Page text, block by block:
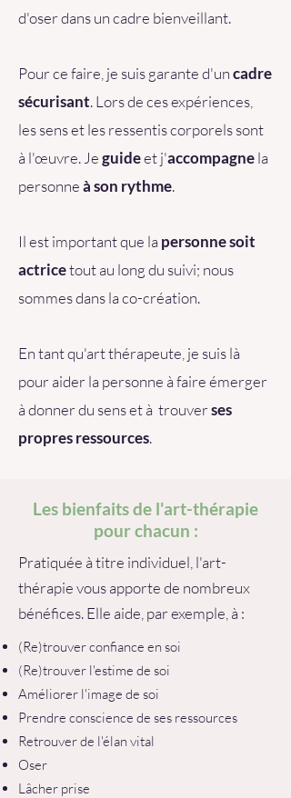
d'oser dans un cadre bienveillant.
Pour ce faire, je suis garante d'uncadre
sécurisant. Lors de ces expériences,
les sens et les ressentis corporels sont
à l'œuvre. Jeguideet j'accompagnela
personneà son rythme.
Il est important que la personne soit
actricetout au long du suivi; nous
sommes dans la co-création.
En tant qu'art thérapeute, je suis là
pour aider la personne à faire émerger
à donner du sens et à trouverses
propres ressources.
Les bienfaits de l'art-thérapie
pour chacun :
Pratiquée à titre individuel, l'art-
thérapie vous apporte de nombreux
bénéfices. Elle aide, par exemple, à :
(Re)trouver confiance en soi
(Re)trouver l'estime de soi
Améliorer l'image de soi
Prendre conscience de ses ressources
Retrouver de l'élan vital
Oser
Lâcher prise